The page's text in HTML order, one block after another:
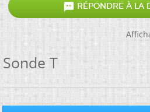
 RÉPONDRE À LA
Sonde T